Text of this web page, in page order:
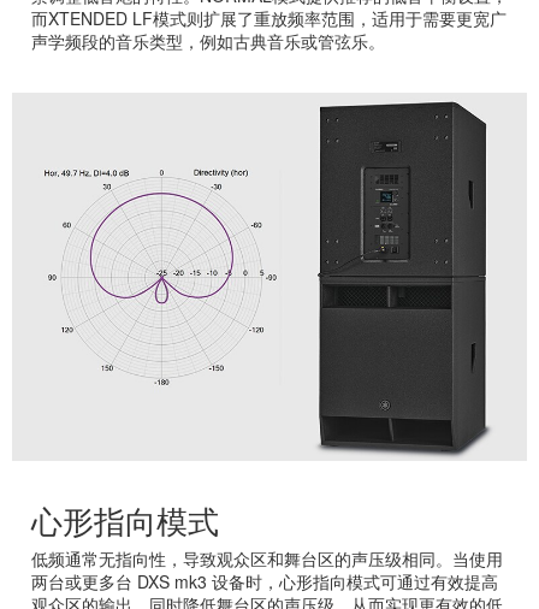
而XTENDED LF模式则扩展了重放频率范围，适用于需要更宽广
声学频段的音乐类型，例如古典音乐或管弦乐。
心形指向模式
低频通常无指向性，导致观众区和舞台区的声压级相同。当使用
两台或更多台 DXS mk3 设备时，心形指向模式可通过有效提高